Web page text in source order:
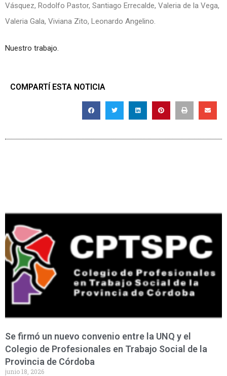
Vásquez, Rodolfo Pastor, Santiago Errecalde, Valeria de la Vega,
Valeria Gala, Viviana Zito, Leonardo Angelino.
Nuestro trabajo.
COMPARTÍ ESTA NOTICIA
Se firmó un nuevo convenio entre la UNQ y el
Colegio de Profesionales en Trabajo Social de la
Provincia de Córdoba
junio 18, 2026